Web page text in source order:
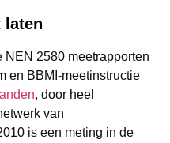
laten
NEN 2580 meetrapporten
en BBMI-meetinstructie
, door heel
van
is een meting in de